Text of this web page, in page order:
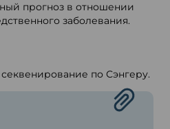
прогноз в отношении
заболевания.
по Сэнгеру.